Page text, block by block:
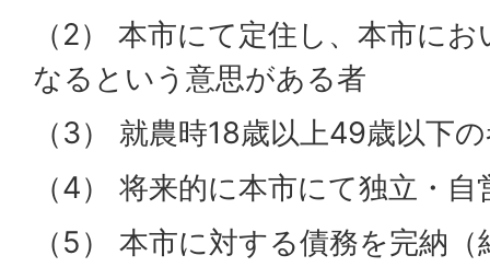
（2） 本市にて定住し、本市に
なるという意思がある者
（3） 就農時18歳以上49歳以下
（4） 将来的に本市にて独立・
（5） 本市に対する債務を完納